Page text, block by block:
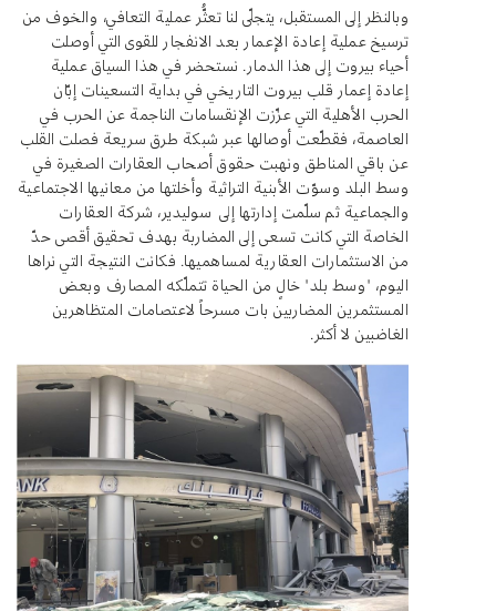
وبالنظر إلى المستقبل، يتجلّى لنا تعثُّر عملية التعافي، والخوف من
ترسيخ عملية إعادة الإعمار بعد الانفجار للقوى التي أوصلت
أحياء بيروت إلى هذا الدمار. نستحضر في هذا السياق عملية
إعادة إعمار قلب بيروت التاريخي في بداية التسعينات إبّان
الحرب الأهلية التي عزّزت الإنقسامات الناجمة عن الحرب في
العاصمة، فقطّعت أوصالها عبر شبكة طرق سريعة فصلت القلب
عن باقي المناطق ونهبت حقوق أصحاب العقارات الصغيرة في
وسط البلد وسوّت الأبنية التراثية وأخلتها من معانيها الاجتماعية
والجماعية ثم سلّمت إدارتها إلى سوليدير، شركة العقارات
الخاصة التي كانت تسعى إلى المضاربة بهدف تحقيق أقصى حدّ
من الاستثمارات العقارية لمساهميها. فكانت النتيجة التي نراها
اليوم، "وسط بلد" خالٍ من الحياة تتملّكه المصارف وبعض
المستثمرين المضاربين بات مسرحاً لاعتصامات المتظاهرين
الغاضبين لا أكثر.